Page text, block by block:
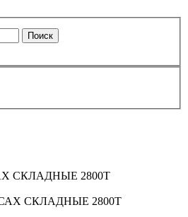
Поиск
СКЛАДНЫЕ 2800Т